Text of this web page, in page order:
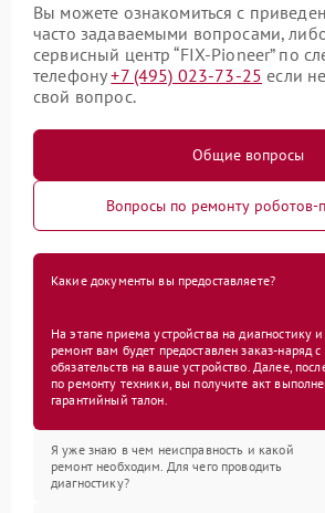
Вы можете ознакомиться с
часто задаваемыми вопросами,
сервисный центр “FIX-Pioneer” по
телефону+7 (495) 023-73-25 если
свой вопрос.
Общие вопросы
Вопросы по ремонту роботов-
Какие документы вы предоставляете?
На этапе приема устройства на диагностику
ремонт вам будет предоставлен заказ-наряд
обязательств на ваше устройство. Далее,
по ремонту техники, вы получите акт
гарантийный талон.
Я уже знаю в чем неисправность и какой
ремонт необходим. Для чего проводить
диагностику?